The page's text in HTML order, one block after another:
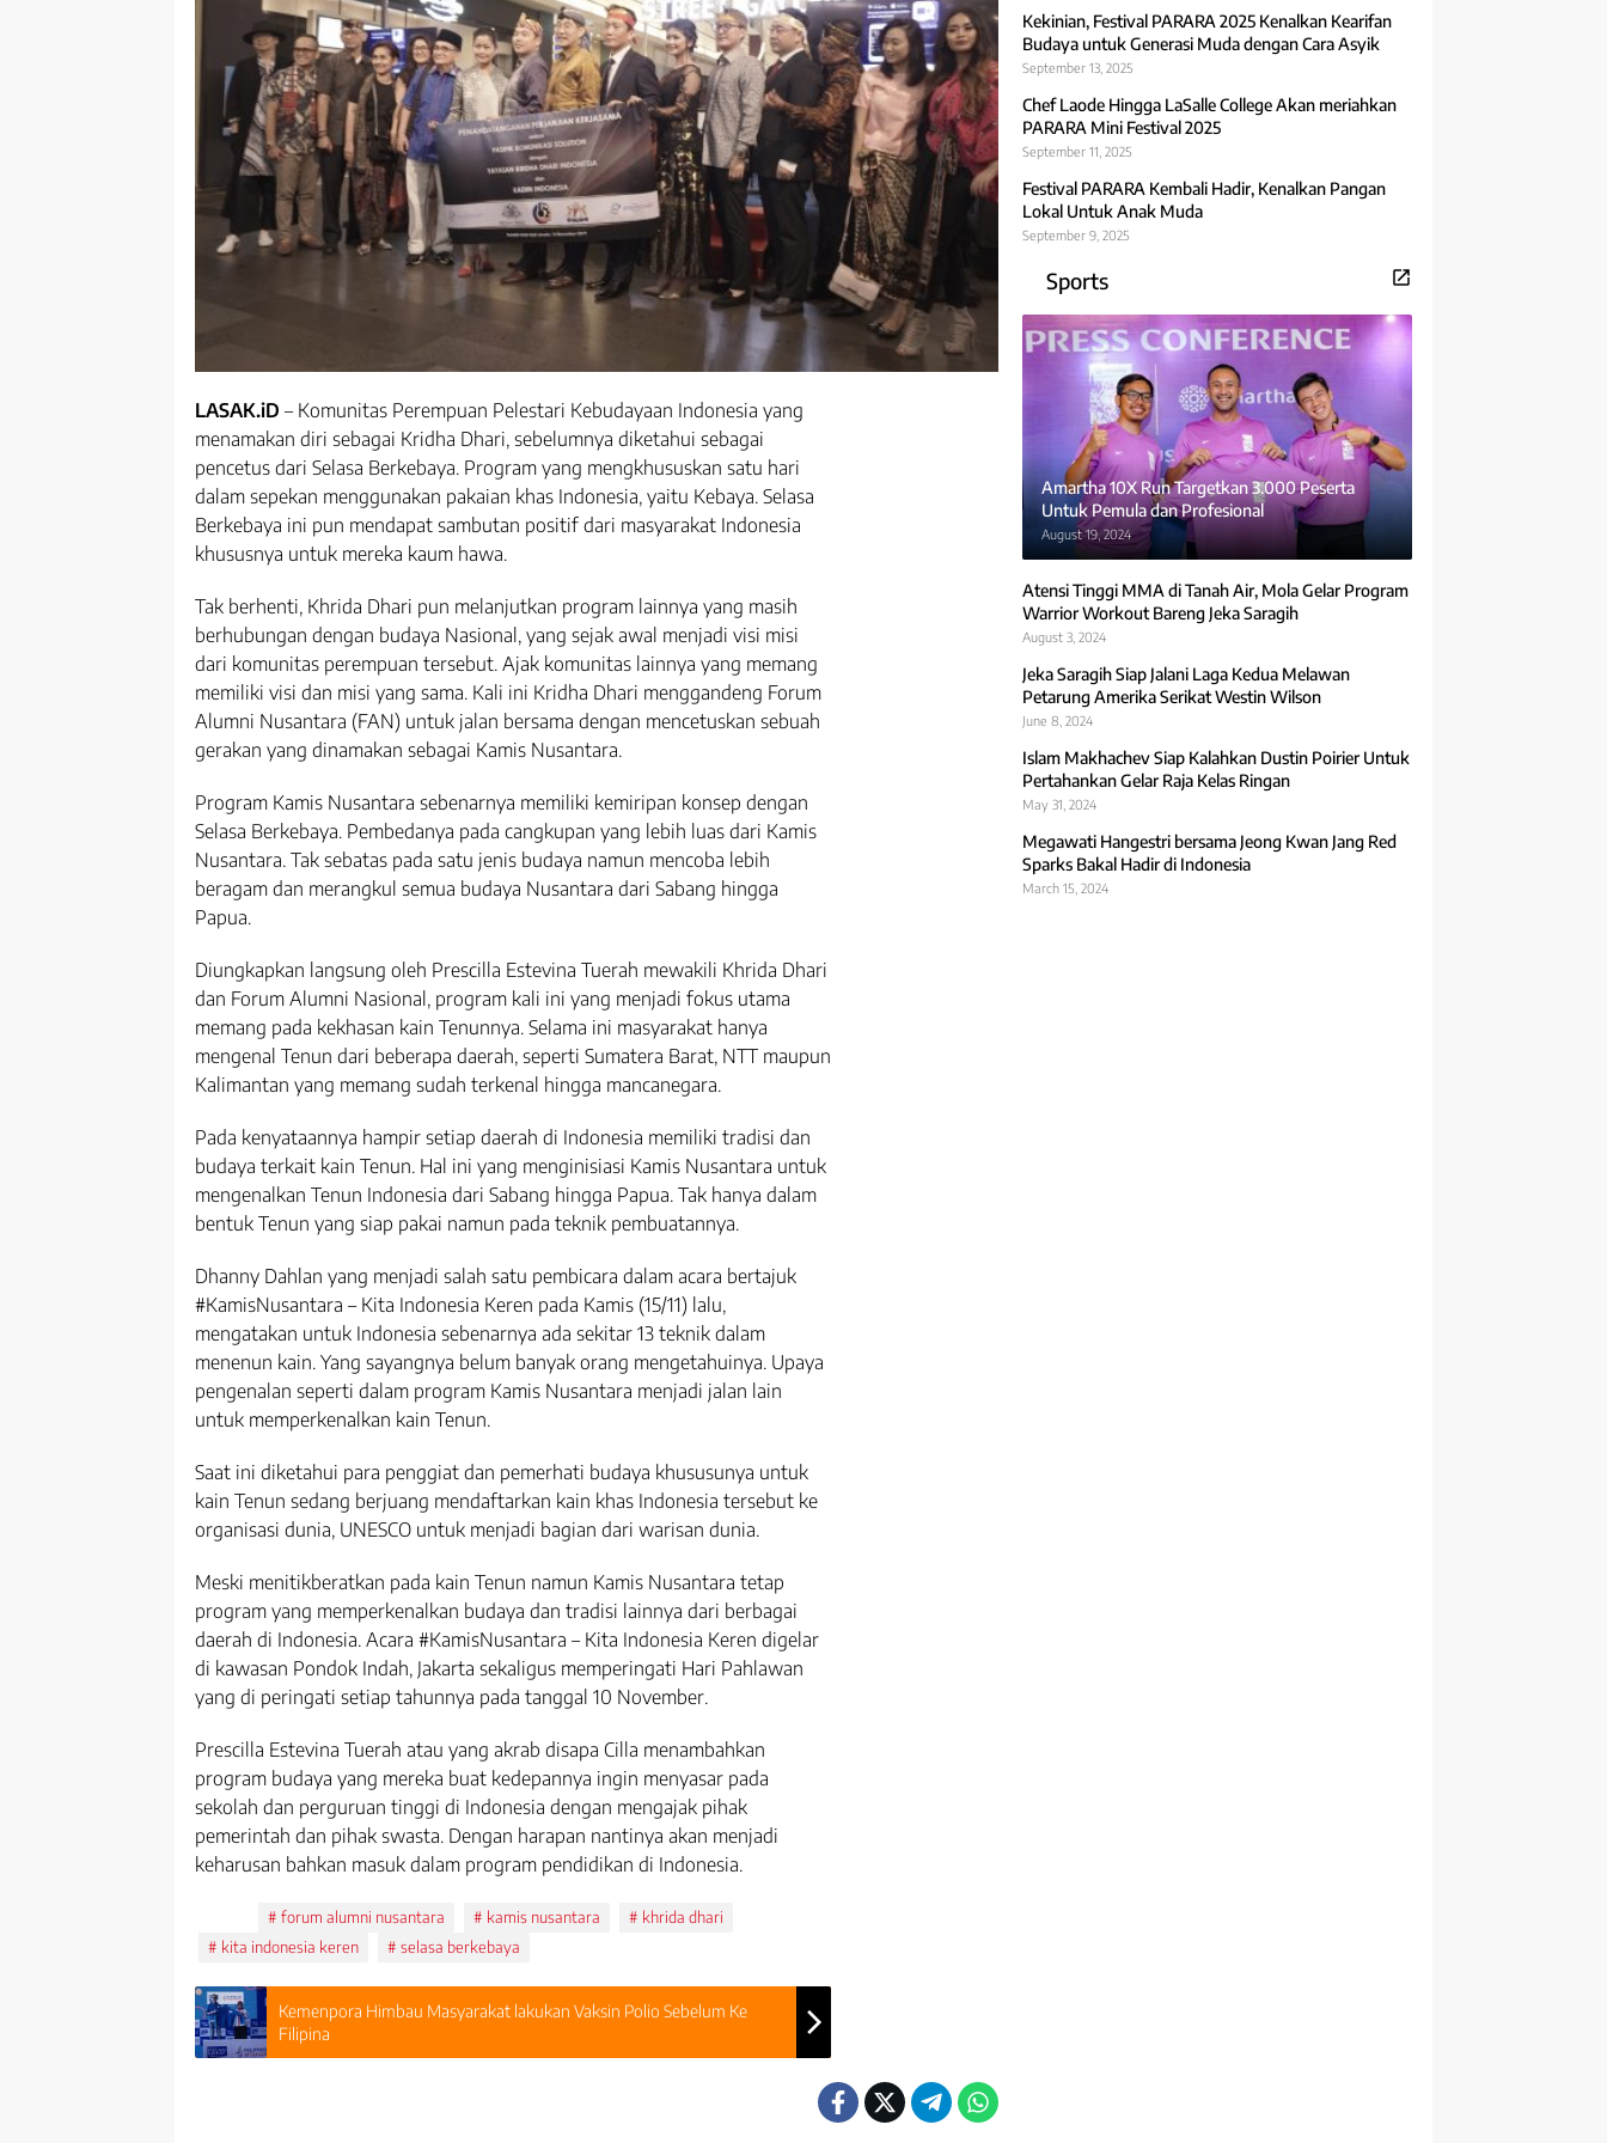
LASAK.iD – Komunitas Perempuan Pelestari Kebudayaan Indonesia yang
menamakan diri sebagai Kridha Dhari, sebelumnya diketahui sebagai
pencetus dari Selasa Berkebaya. Program yang mengkhususkan satu hari
dalam sepekan menggunakan pakaian khas Indonesia, yaitu Kebaya. Selasa
Berkebaya ini pun mendapat sambutan positif dari masyarakat Indonesia
khususnya untuk mereka kaum hawa.
Tak berhenti, Khrida Dhari pun melanjutkan program lainnya yang masih
berhubungan dengan budaya Nasional, yang sejak awal menjadi visi misi
dari komunitas perempuan tersebut. Ajak komunitas lainnya yang memang
memiliki visi dan misi yang sama. Kali ini Kridha Dhari menggandeng Forum
Alumni Nusantara (FAN) untuk jalan bersama dengan mencetuskan sebuah
gerakan yang dinamakan sebagai Kamis Nusantara.
Program Kamis Nusantara sebenarnya memiliki kemiripan konsep dengan
Selasa Berkebaya. Pembedanya pada cangkupan yang lebih luas dari Kamis
Nusantara. Tak sebatas pada satu jenis budaya namun mencoba lebih
beragam dan merangkul semua budaya Nusantara dari Sabang hingga
Papua.
Diungkapkan langsung oleh Prescilla Estevina Tuerah mewakili Khrida Dhari
dan Forum Alumni Nasional, program kali ini yang menjadi fokus utama
memang pada kekhasan kain Tenunnya. Selama ini masyarakat hanya
mengenal Tenun dari beberapa daerah, seperti Sumatera Barat, NTT maupun
Kalimantan yang memang sudah terkenal hingga mancanegara.
Pada kenyataannya hampir setiap daerah di Indonesia memiliki tradisi dan
budaya terkait kain Tenun. Hal ini yang menginisiasi Kamis Nusantara untuk
mengenalkan Tenun Indonesia dari Sabang hingga Papua. Tak hanya dalam
bentuk Tenun yang siap pakai namun pada teknik pembuatannya.
Dhanny Dahlan yang menjadi salah satu pembicara dalam acara bertajuk
#KamisNusantara – Kita Indonesia Keren pada Kamis (15/11) lalu,
mengatakan untuk Indonesia sebenarnya ada sekitar 13 teknik dalam
menenun kain. Yang sayangnya belum banyak orang mengetahuinya. Upaya
pengenalan seperti dalam program Kamis Nusantara menjadi jalan lain
untuk memperkenalkan kain Tenun.
Saat ini diketahui para penggiat dan pemerhati budaya khususunya untuk
kain Tenun sedang berjuang mendaftarkan kain khas Indonesia tersebut ke
organisasi dunia, UNESCO untuk menjadi bagian dari warisan dunia.
Meski menitikberatkan pada kain Tenun namun Kamis Nusantara tetap
program yang memperkenalkan budaya dan tradisi lainnya dari berbagai
daerah di Indonesia. Acara #KamisNusantara – Kita Indonesia Keren digelar
di kawasan Pondok Indah, Jakarta sekaligus memperingati Hari Pahlawan
yang di peringati setiap tahunnya pada tanggal 10 November.
Prescilla Estevina Tuerah atau yang akrab disapa Cilla menambahkan
program budaya yang mereka buat kedepannya ingin menyasar pada
sekolah dan perguruan tinggi di Indonesia dengan mengajak pihak
pemerintah dan pihak swasta. Dengan harapan nantinya akan menjadi
keharusan bahkan masuk dalam program pendidikan di Indonesia.
forum alumni nusantara kamis nusantara
khrida dhari
kita indonesia keren
selasa berkebaya
Kemenpora Himbau Masyarakat lakukan Vaksin Polio Sebelum Ke
Filipina
Kekinian, Festival PARARA 2025 Kenalkan Kearifan
Budaya untuk Generasi Muda dengan Cara Asyik
September 13, 2025
Chef Laode Hingga LaSalle College Akan meriahkan
PARARA Mini Festival 2025
September 11, 2025
Festival PARARA Kembali Hadir, Kenalkan Pangan
Lokal Untuk Anak Muda
September 9, 2025
Sports
Amartha 10X Run Targetkan 3.000 Peserta
Untuk Pemula dan Profesional
August 19, 2024
Atensi Tinggi MMA di Tanah Air, Mola Gelar Program
Warrior Workout Bareng Jeka Saragih
August 3, 2024
Jeka Saragih Siap Jalani Laga Kedua Melawan
Petarung Amerika Serikat Westin Wilson
June 8, 2024
Islam Makhachev Siap Kalahkan Dustin Poirier Untuk
Pertahankan Gelar Raja Kelas Ringan
May 31, 2024
Megawati Hangestri bersama Jeong Kwan Jang Red
Sparks Bakal Hadir di Indonesia
March 15, 2024